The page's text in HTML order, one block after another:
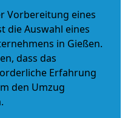
Vorbereitung eines
die Auswahl eines
in Gießen.
dass das
Erfahrung
den Umzug